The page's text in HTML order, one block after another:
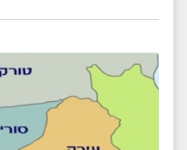
البحث.
تطوير الاستعداد لمواجهة
تخطيط استمراريّة سيرورة